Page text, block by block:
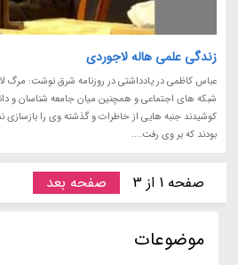
زندگی علمی هاله لاجوردی
عباس کاظمی در یادداشتی در روزنامه شرق نوشت: مرگ
شبکه های اجتماعی و همچنین میان جامعه شناسان و
کوشیدند جنبه هایی از خاطرات و گذشته وی را
بودند که بر وی رفت....
صفحه 1 از 3 صفحه بعد
موضوعات